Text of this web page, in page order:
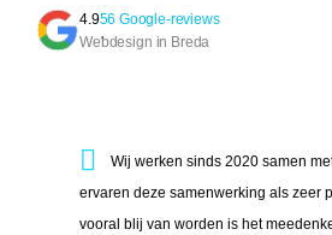
4.956 Google-reviews
Webdesign in Breda
Wij werken sinds 2020 samen
ervaren deze samenwerking als zeer
vooral blij van worden is het
Wij werken sinds 2020 samen